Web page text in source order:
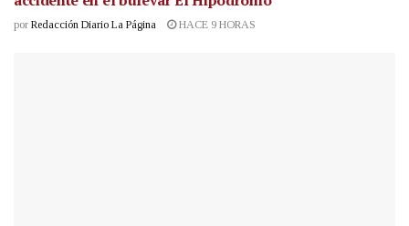
por Redacción Diario La Página HACE 9 HORAS